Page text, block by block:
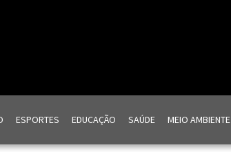
ESPORTES EDUCAÇÃO SAÚDE MEIO AMBIENTE